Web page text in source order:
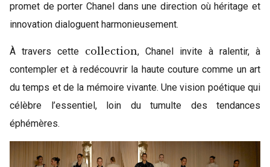
promet de porter Chanel dans une direction où héritage et
innovation dialoguent harmonieusement.
À travers cette collection, Chanel invite à ralentir, à
contempler et à redécouvrir la haute couture comme un art
du temps et de la mémoire vivante. Une vision poétique qui
célèbre l’essentiel, loin du tumulte des tendances
éphémères.